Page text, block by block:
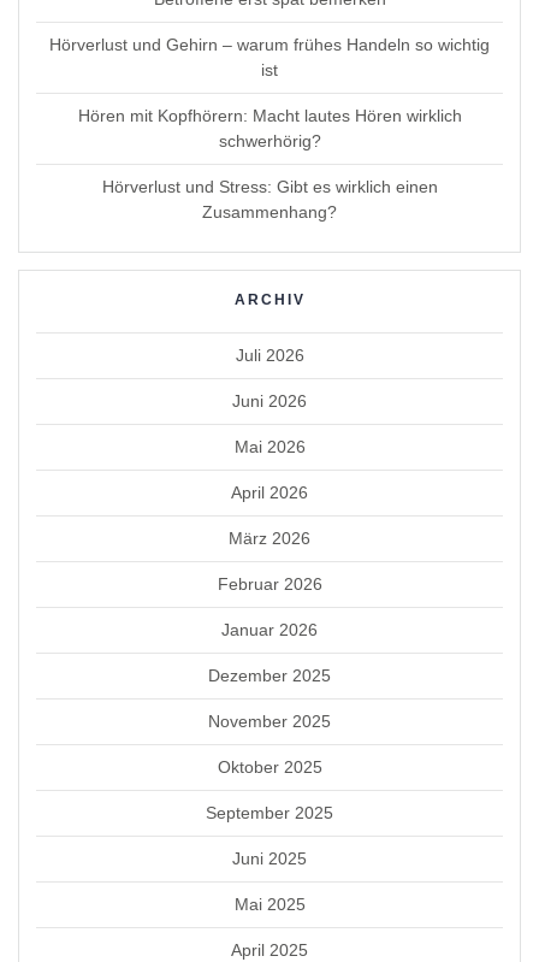
Hörverlust und Gehirn – warum frühes Handeln so wichtig
ist
Hören mit Kopfhörern: Macht lautes Hören wirklich
schwerhörig?
Hörverlust und Stress: Gibt es wirklich einen
Zusammenhang?
ARCHIV
Juli 2026
Juni 2026
Mai 2026
April 2026
März 2026
Februar 2026
Januar 2026
Dezember 2025
November 2025
Oktober 2025
September 2025
Juni 2025
Mai 2025
April 2025